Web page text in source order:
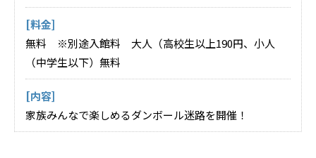
[料金]
無料 ※別途入館料 大人（高校生以上190円、小人
（中学生以下）無料
[内容]
家族みんなで楽しめるダンボール迷路を開催！